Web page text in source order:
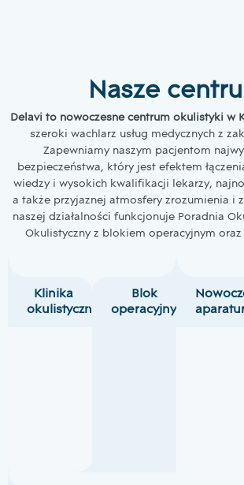
Nasze
Delavi to nowoczesne centrum okulistyki w
szeroki wachlarz usług medycznych z
Zapewniamy naszym pacjentom
bezpieczeństwa, który jest efektem
wiedzy i wysokich kwalifikacji lekarzy,
a także przyjaznej atmosfery zrozumienia i
naszej działalności funkcjonuje Poradnia
Okulistyczny z blokiem operacyjnym oraz
Klinika
okulistyczna
Blok
operacyjny